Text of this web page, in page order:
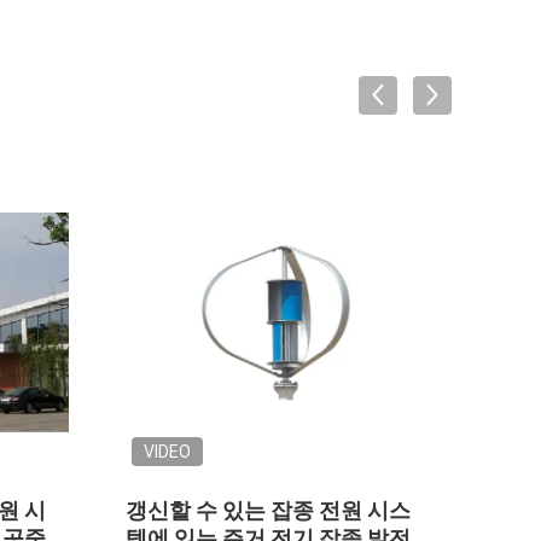
시
VIDEO
갱신할 수 있는 잡종 전원 시스